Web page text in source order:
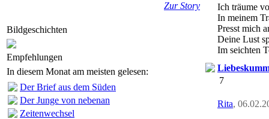
Zur Story
Bildgeschichten
Empfehlungen
In diesem Monat am meisten gelesen:
Der Brief aus dem Süden
Der Junge von nebenan
Zeitenwechsel
Ich träume
In meinem
Presst mich
Deine Lust
Im seichten
7
Rita,